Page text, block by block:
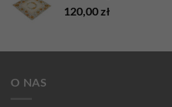
120,00 zł
O NAS